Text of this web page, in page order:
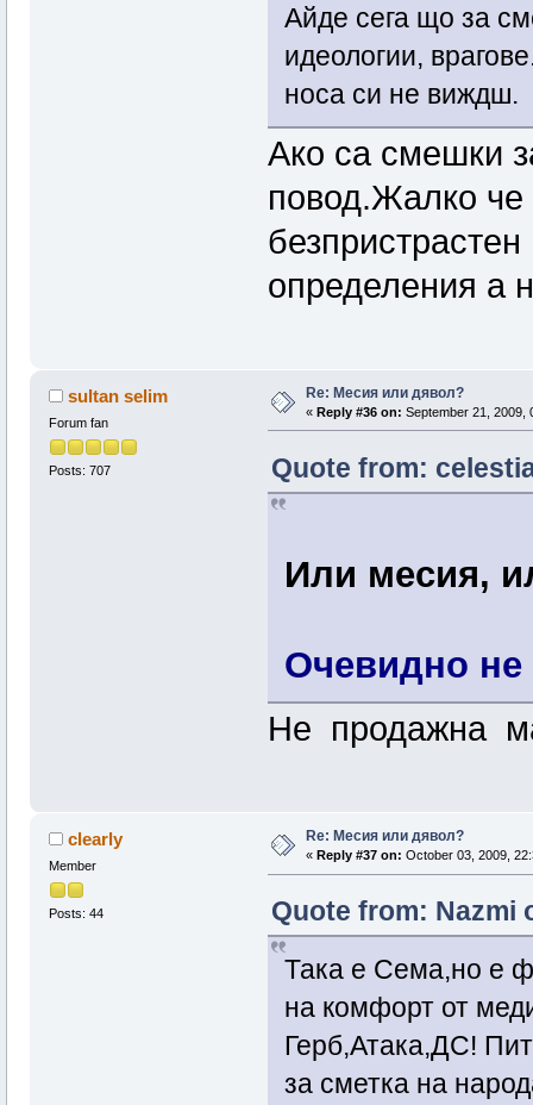
Айде сега що за
идеологии,
носа си не виждш.
Ако са смешки
повод.Жалко че
определения а
sultan selim
Forum fan
Posts: 707
Re: Месия или дявол?
« Reply #36 on: September 21, 2009,
Quote from:
Или месия,
Очевидно не
Не продажна
clearly
Member
Posts: 44
Re: Месия или дявол?
« Reply #37 on: October 03, 2009,
Quote from: Nazmi
Така е Сема,но е
на комфорт от
Герб,Атака,ДС!
за сметка на